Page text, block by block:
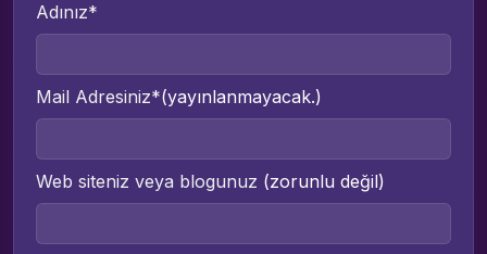
Adınız*
Mail Adresiniz*(yayınlanmayacak.)
Web siteniz veya blogunuz (zorunlu değil)